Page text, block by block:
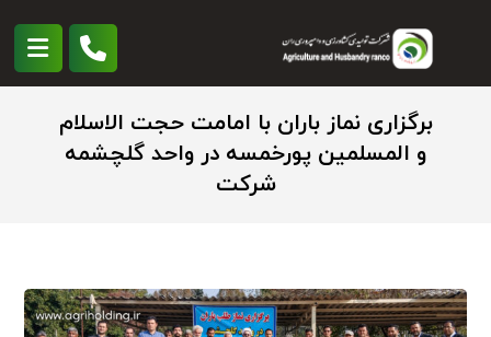
برگزاری نماز باران با امامت حجت الاسلام
و المسلمین پورخمسه در واحد گلچشمه
شرکت